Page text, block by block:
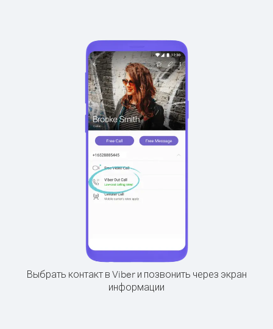
Выбрать контакт в Viber и позвонить через экран
информации